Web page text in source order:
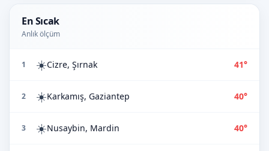
En Sıcak
Anlık ölçüm
1 ☀️Cizre, Şırnak 41°
2 ☀️Karkamış, Gaziantep 40°
3 ☀️Nusaybin, Mardin 40°